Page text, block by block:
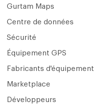
Gurtam Maps
Centre de données
Sécurité
Équipement GPS
Fabricants d'équipement
Marketplace
Développeurs